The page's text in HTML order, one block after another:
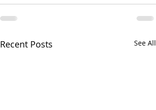
Recent Posts See All